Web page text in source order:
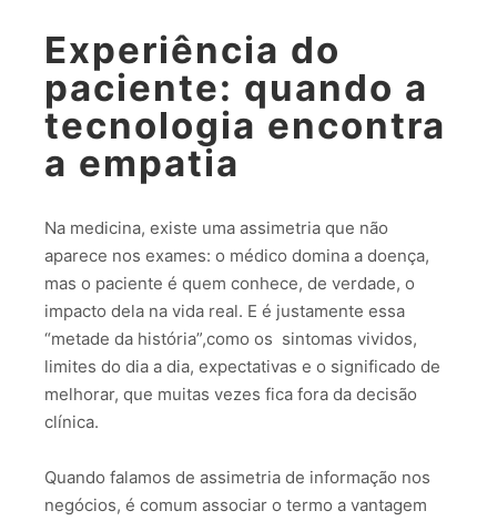
Experiência do
paciente: quando a
tecnologia encontra
a empatia
Na medicina, existe uma assimetria que não
aparece nos exames: o médico domina a doença,
mas o paciente é quem conhece, de verdade, o
impacto dela na vida real. E é justamente essa
“metade da história”,como os sintomas vividos,
limites do dia a dia, expectativas e o significado de
melhorar, que muitas vezes fica fora da decisão
clínica.
Quando falamos de assimetria de informação nos
negócios, é comum associar o termo a vantagem